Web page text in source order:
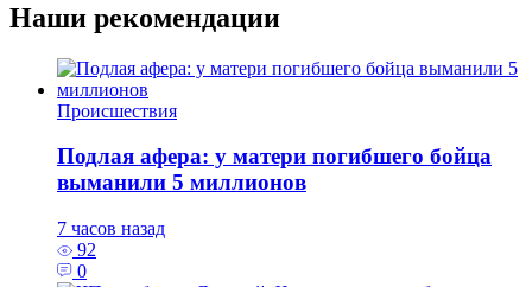
Наши рекомендации
Происшествия
Подлая афера: у матери погибшего бойца
выманили 5 миллионов
7 часов назад
92
0